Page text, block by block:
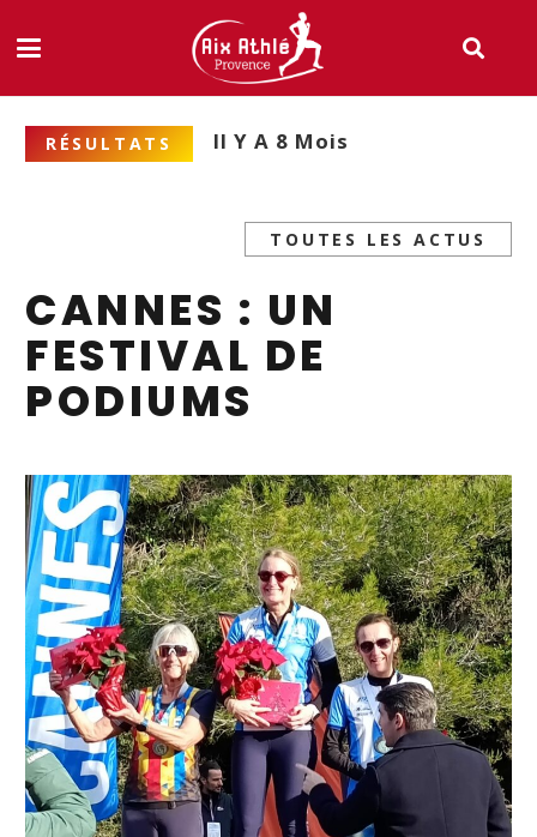
RÉSULTATS Il Y A 8 Mois
TOUTES LES ACTUS
CANNES : UN
FESTIVAL DE
PODIUMS